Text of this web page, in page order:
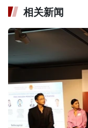
相关新闻